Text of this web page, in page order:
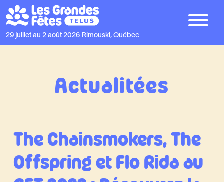
29 juillet au 2 août 2026 Rimouski, Québec
Actualitées
The Chainsmokers, The
Offspring et Flo Rida au